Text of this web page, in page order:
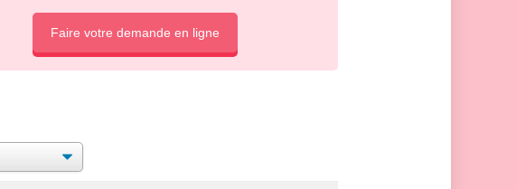
Faire votre demande en ligne